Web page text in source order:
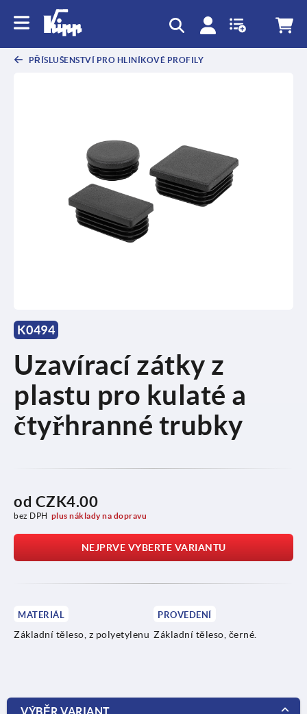
PŘÍSLUŠENSTVÍ PRO HLINÍKOVÉ PROFILY
K0494
Uzavírací zátky z
plastu pro kulaté a
čtyřhranné trubky
od CZK4.00
bez DPH plus náklady na dopravu
NEJPRVE VYBERTE VARIANTU
MATERIÁL
Základní těleso, z polyetylenu
PROVEDENÍ
Základní těleso, černé.
VÝBĚR VARIANT